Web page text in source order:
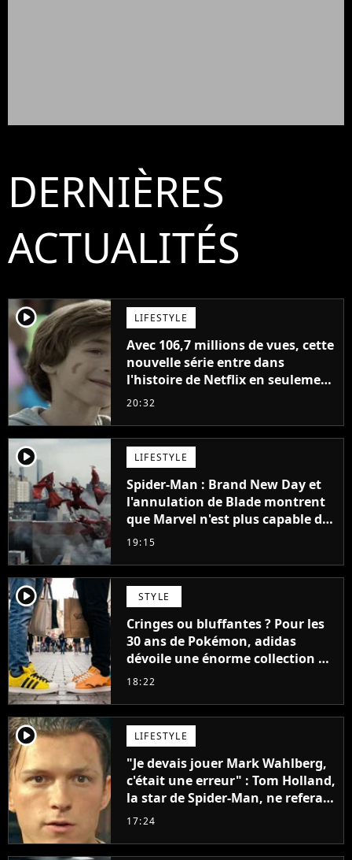
DERNIÈRES
ACTUALITÉS
player2 LIFESTYLE
Avec 106,7 millions de vues, cette
nouvelle série entre dans
l'histoire de Netflix en seulement
48 jours
20:32
player2 LIFESTYLE
Spider-Man : Brand New Day et
l'annulation de Blade montrent
que Marvel n'est plus capable de
faire quoi que ce soit de simple
19:15
player2 STYLE
Cringes ou bluffantes ? Pour les
30 ans de Pokémon, adidas
dévoile une énorme collection de
sneakers et je ne sais pas quoi en
18:22
player2 LIFESTYLE
"Je devais jouer Mark Wahlberg,
c'était une erreur" : Tom Holland,
la star de Spider-Man, ne referait
pas ce blockbuster
17:24